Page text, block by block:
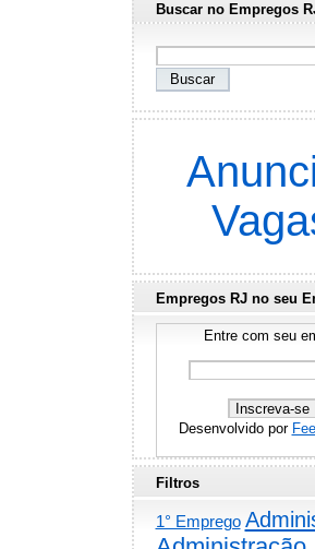
Buscar no Empregos
Empregos RJ no seu
Entre com seu
Desenvolvido por
Filtros
1° Emprego